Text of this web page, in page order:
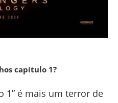
capítulo 1?
1” é mais um terror de